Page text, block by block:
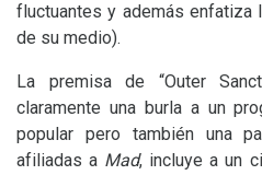
fluctuantes y además enfatiza
de su medio).
La premisa de “Outer
claramente una burla a un
popular pero también una
afiliadas a Mad, incluye a un